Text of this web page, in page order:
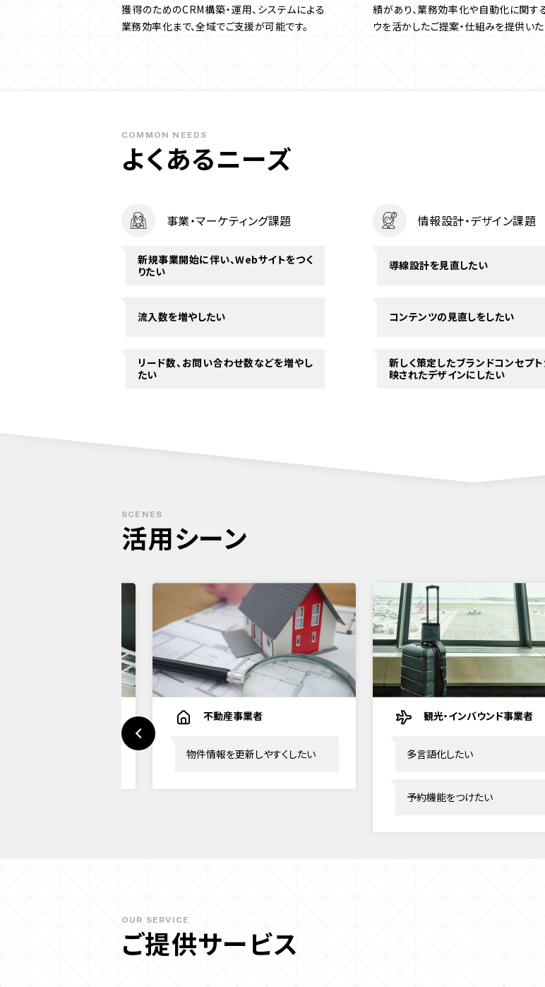
獲得のためのCRM構築・運用、システムによる
業務効率化まで、全域でご支援が可能です。
績があり、業務効率化や自動化に関す
ウを活かしたご提案・仕組みを提供いた
COMMON NEEDS
よくあるニーズ
事業・マーケティング課題
新規事業開始に伴い、Webサイトをつく
りたい
流入数を増やしたい
リード数、お問い合わせ数などを増やし
たい
情報設計・デザイン課題
導線設計を見直したい
コンテンツの見直しをしたい
新しく策定したブランドコンセプ
映されたデザインにしたい
SCENES
活用シーン
不動産事業者
物件情報を更新しやすくしたい
観光・インバウンド事業者
多言語化したい
予約機能をつけたい
OUR SERVICE
ご提供サービス